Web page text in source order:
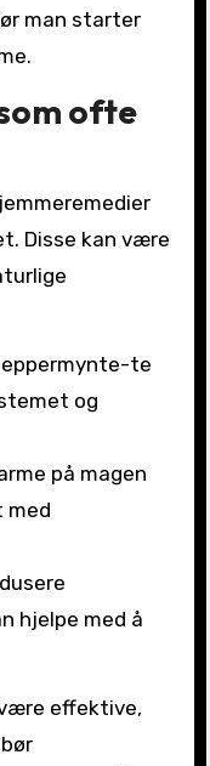
man starter
ofte
Disse kan være
te
og
på magen
med
hjelpe med å
effektive,